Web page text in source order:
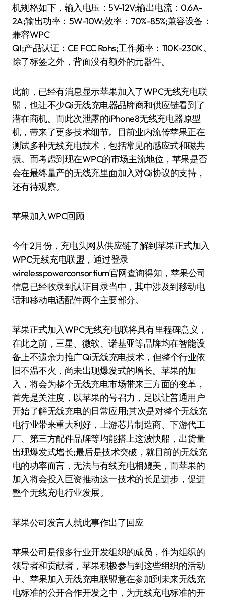
机规格如下，输入电压：5V-12V;输出电流：0.6A-
2A;输出功率：5W-10W;效率：70%-85%;兼容设备：
兼容WPC
QI;产品认证：CE FCC Rohs;工作频率：110K-230K。
除了标签之外，背面没有额外的元器件。
此前，已经有消息显示苹果加入了WPC无线充电联
盟，也让不少Qi无线充电器品牌商和供应链看到了
潜在商机。而此次泄露的iPhone8无线充电器原型
机，带来了更多技术细节。目前业内流传苹果正在
测试多种无线充电技术，包括常见的感应式和磁共
振。而考虑到现在WPC的市场主流地位，苹果是否
会在最终量产的无线充里面加入对Qi协议的支持，
还有待观察。
苹果加入WPC回顾
今年2月份，充电头网从供应链了解到苹果正式加入
WPC无线充电联盟，通过登录
wirelesspowerconsortium官网查询得知，苹果公司
信息已经收录到认证目录当中，其中涉及到移动电
话和移动电话配件两个主要部分。
苹果正式加入WPC无线充电联将具有里程碑意义，
在此之前，三星、微软、诺基亚等品牌均在智能设
备上不遗余力推广Qi无线充电技术，但整个行业依
旧不温不火，尚未出现爆发式的增长。苹果的加
入，将会为整个无线充电市场带来三方面的变革，
首先是关注度，以苹果的号召力，足以让普通用户
开始了解无线充电的日常应用;其次是对整个无线充
电行业带来重大利好，上游芯片制造商、下游代工
厂、第三方配件品牌等均能搭上这波快船，出货量
出现爆发式增长;最后是技术突破，就目前的无线充
电的功率而言，无法与有线充电相媲美，而苹果的
加入将会投入巨资推动这一技术的长足进步，促进
整个无线充电行业发展。
苹果公司发言人就此事作出了回应
苹果公司是很多行业开发组织的成员，作为组织的
领导者和贡献者，苹果积极参与到这些组织的活动
中。苹果加入无线充电联盟意在参加到未来无线充
电标准的公开合作开发之中，为无线充电标准的开